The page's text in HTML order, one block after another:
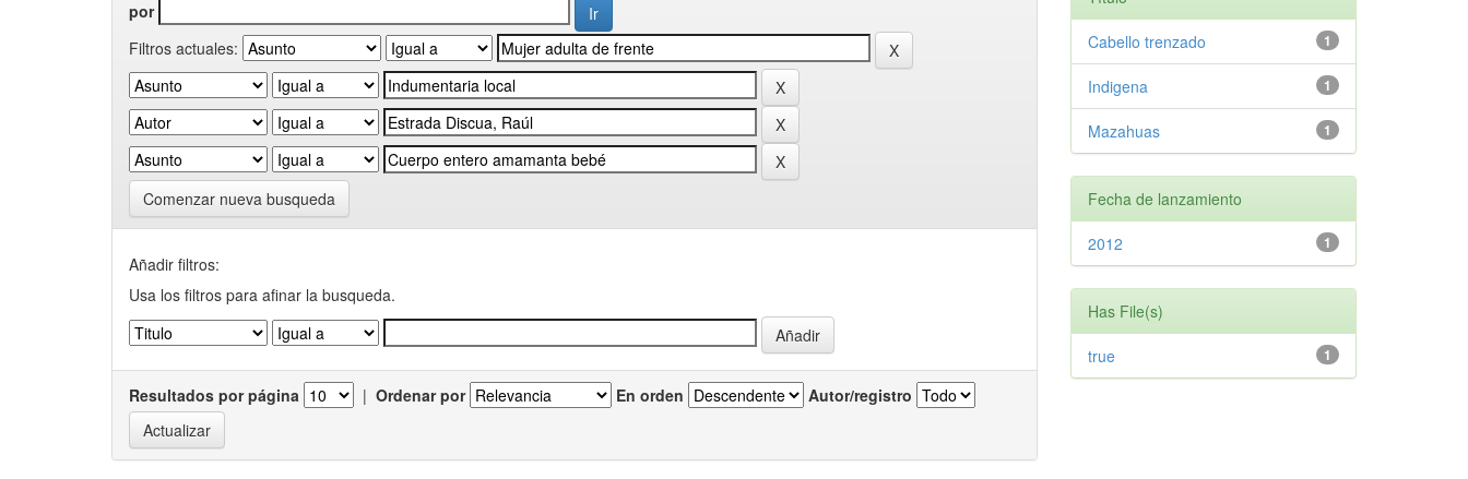
por
Filtros actuales:
Comenzar nueva busqueda
Añadir filtros:
Usa los filtros para afinar la busqueda.
Resultados por página | Ordenar por En orden Autor/registro
1
Cabello trenzado
1
Indigena
1
Mazahuas
Fecha de lanzamiento
1
2012
Has File(s)
1
true